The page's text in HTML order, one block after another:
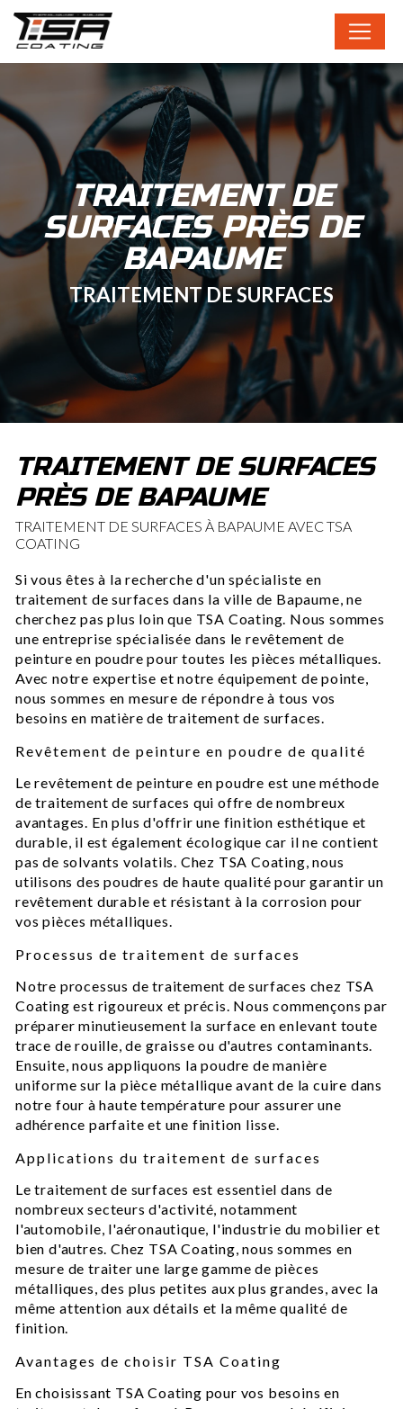
TRAITEMENT DE
SURFACES PRÈS DE
BAPAUME
TRAITEMENT DE SURFACES
TRAITEMENT DE SURFACES
PRÈS DE BAPAUME
TRAITEMENT DE SURFACES À BAPAUME AVEC TSA
COATING
Si vous êtes à la recherche d'un spécialiste en
traitement de surfaces dans la ville de Bapaume, ne
cherchez pas plus loin que TSA Coating. Nous sommes
une entreprise spécialisée dans le revêtement de
peinture en poudre pour toutes les pièces métalliques.
Avec notre expertise et notre équipement de pointe,
nous sommes en mesure de répondre à tous vos
besoins en matière de traitement de surfaces.
Revêtement de peinture en poudre de qualité
Le revêtement de peinture en poudre est une méthode
de traitement de surfaces qui offre de nombreux
avantages. En plus d'offrir une finition esthétique et
durable, il est également écologique car il ne contient
pas de solvants volatils. Chez TSA Coating, nous
utilisons des poudres de haute qualité pour garantir un
revêtement durable et résistant à la corrosion pour
vos pièces métalliques.
Processus de traitement de surfaces
Notre processus de traitement de surfaces chez TSA
Coating est rigoureux et précis. Nous commençons par
préparer minutieusement la surface en enlevant toute
trace de rouille, de graisse ou d'autres contaminants.
Ensuite, nous appliquons la poudre de manière
uniforme sur la pièce métallique avant de la cuire dans
notre four à haute température pour assurer une
adhérence parfaite et une finition lisse.
Applications du traitement de surfaces
Le traitement de surfaces est essentiel dans de
nombreux secteurs d'activité, notamment
l'automobile, l'aéronautique, l'industrie du mobilier et
bien d'autres. Chez TSA Coating, nous sommes en
mesure de traiter une large gamme de pièces
métalliques, des plus petites aux plus grandes, avec la
même attention aux détails et la même qualité de
finition.
Avantages de choisir TSA Coating
En choisissant TSA Coating pour vos besoins en
Panneau de gestion des cookies